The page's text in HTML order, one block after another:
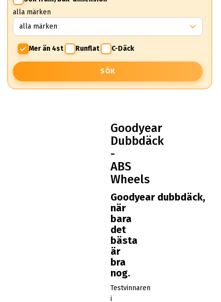
alla märken
Mer än 4st Runflat C-Däck
SÖK
Goodyear
Dubbdäck
-
ABS
Wheels
Goodyear dubbdäck,
när
bara
det
bästa
är
bra
nog.
Testvinnaren
i